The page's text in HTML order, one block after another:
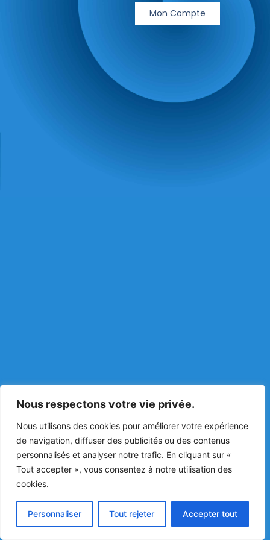
Nous respectons votre vie privée.
Nous utilisons des cookies pour améliorer votre expérience
de navigation, diffuser des publicités ou des contenus
personnalisés et analyser notre trafic. En cliquant sur «
Tout accepter », vous consentez à notre utilisation des
cookies.
Personnaliser Tout rejeter Accepter tout
Mon Compte